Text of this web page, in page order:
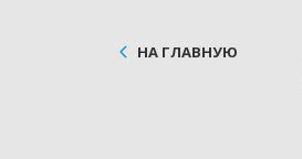
НА ГЛАВНУЮ